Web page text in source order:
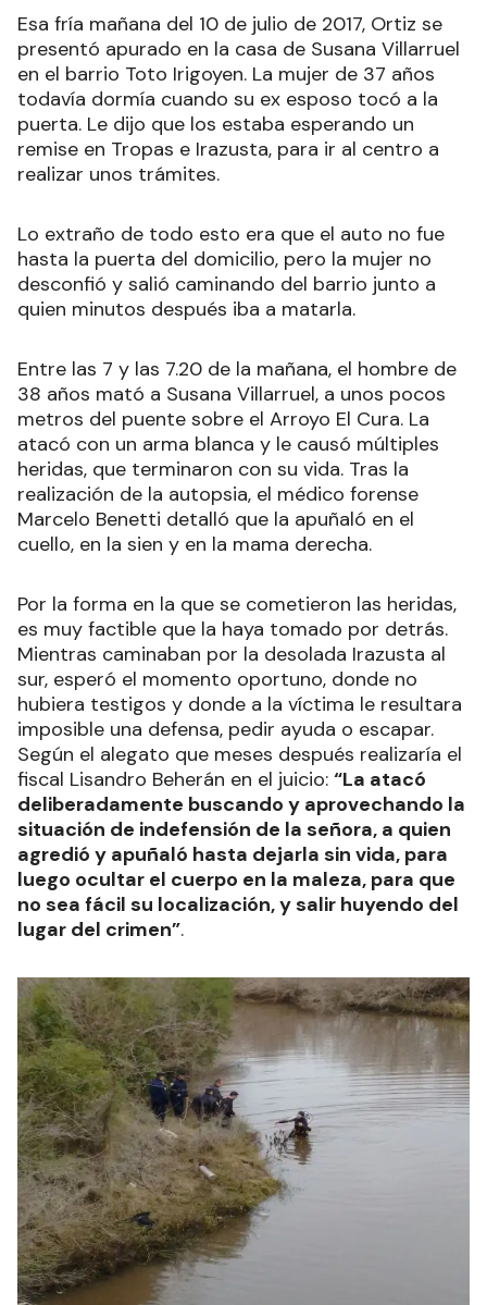
Esa fría mañana del 10 de julio de 2017, Ortiz se
presentó apurado en la casa de Susana Villarruel
en el barrio Toto Irigoyen. La mujer de 37 años
todavía dormía cuando su ex esposo tocó a la
puerta. Le dijo que los estaba esperando un
remise en Tropas e Irazusta, para ir al centro a
realizar unos trámites.
Lo extraño de todo esto era que el auto no fue
hasta la puerta del domicilio, pero la mujer no
desconfió y salió caminando del barrio junto a
quien minutos después iba a matarla.
Entre las 7 y las 7.20 de la mañana, el hombre de
38 años mató a Susana Villarruel, a unos pocos
metros del puente sobre el Arroyo El Cura. La
atacó con un arma blanca y le causó múltiples
heridas, que terminaron con su vida. Tras la
realización de la autopsia, el médico forense
Marcelo Benetti detalló que la apuñaló en el
cuello, en la sien y en la mama derecha.
Por la forma en la que se cometieron las heridas,
es muy factible que la haya tomado por detrás.
Mientras caminaban por la desolada Irazusta al
sur, esperó el momento oportuno, donde no
hubiera testigos y donde a la víctima le resultara
imposible una defensa, pedir ayuda o escapar.
Según el alegato que meses después realizaría el
fiscal Lisandro Beherán en el juicio: “La atacó
deliberadamente buscando y aprovechando la
situación de indefensión de la señora, a quien
agredió y apuñaló hasta dejarla sin vida, para
luego ocultar el cuerpo en la maleza, para que
no sea fácil su localización, y salir huyendo del
lugar del crimen”.